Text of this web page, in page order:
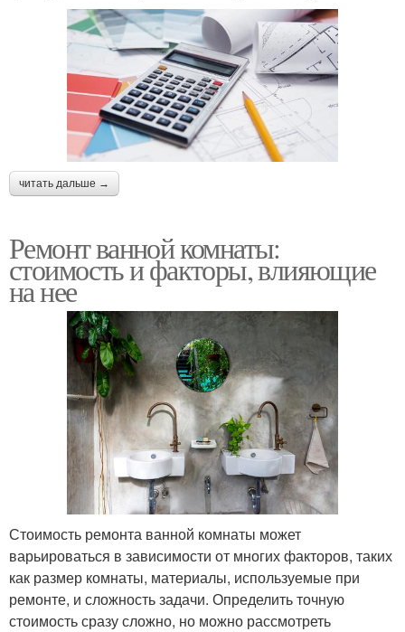
читать дальше →
Ремонт ванной комнаты:
стоимость и факторы, влияющие
на нее
Стоимость ремонта ванной комнаты может
варьироваться в зависимости от многих факторов, таких
как размер комнаты, материалы, используемые при
ремонте, и сложность задачи. Определить точную
стоимость сразу сложно, но можно рассмотреть